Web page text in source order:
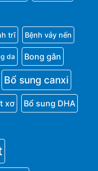
cúm Bệnh gan
trĩ Bệnh vảy nến
da Bong gân
Bổ sung canxi
xơ Bổ sung DHA